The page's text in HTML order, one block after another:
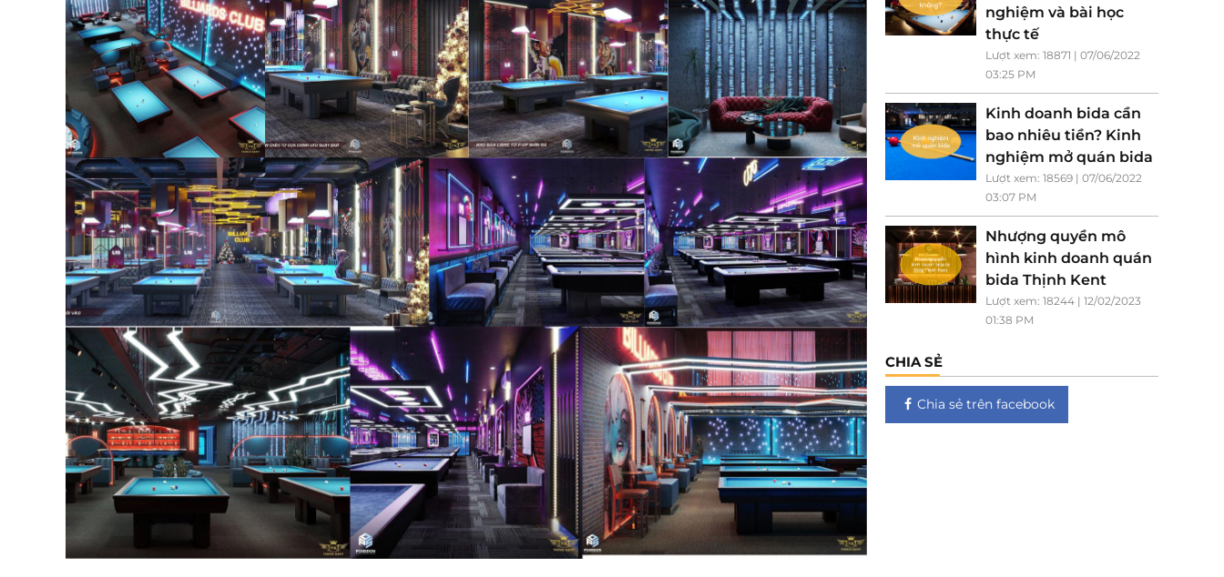
nghiệm và bài học
thực tế
Lượt xem: 18871 | 07/06/2022
03:25 PM
Kinh doanh bida cần
bao nhiêu tiền? Kinh
nghiệm mở quán bida
Lượt xem: 18569 | 07/06/2022
03:07 PM
Nhượng quyền mô
hình kinh doanh quán
bida Thịnh Kent
Lượt xem: 18244 | 12/02/2023
01:38 PM
CHIA SẺ
Chia sẻ trên facebook